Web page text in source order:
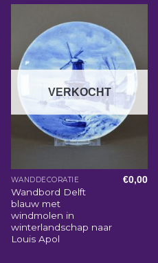
VERKOCHT
WANDDECORATIE
Wandbord Delft
blauw met
windmolen in
winterlandschap naar
Louis Apol
€0,00